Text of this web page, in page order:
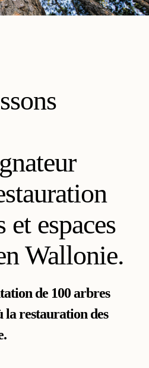
et espaces
Wallonie.
de 100 arbres
la restauration des